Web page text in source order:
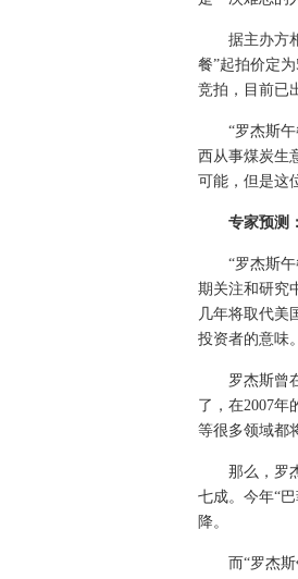
据主办方相
餐”起拍价定
竞拍，目前已
“罗杰斯午餐
西从事煤炭生
可能，但是这
专家预测
“罗杰斯午餐
期关注和研究
几年将取代美
投资者的意味。
罗杰斯曾在
了，在2007年
等很多领域都
那么，罗杰
七成。今年“
降。
而“罗杰斯午